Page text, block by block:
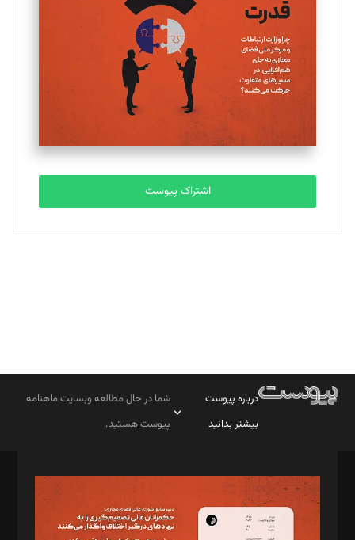
اشتراک پیوست
درباره پیوست
بیشتر بدانید
شما در حال مطالعه وبسایت ماهنامه
پیوست هستید.
مدیر مسئول: محمدباقر اثنی‌عشری
سردبیر: مهرک محمودی
دبیر تحریریه: میثم قاسمی